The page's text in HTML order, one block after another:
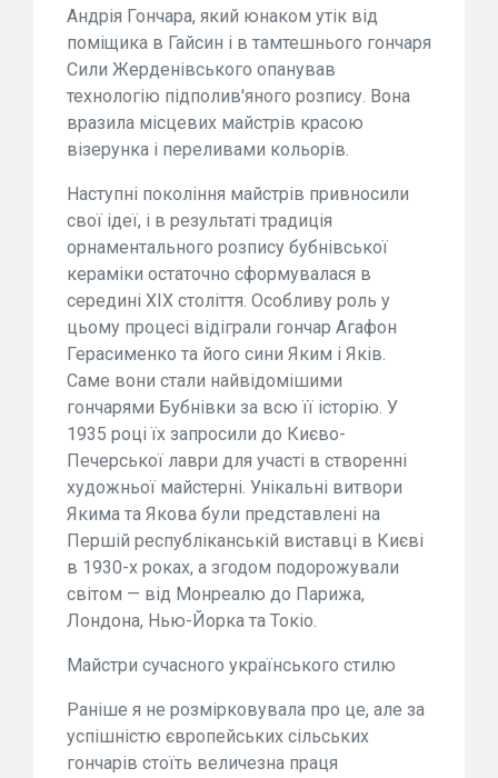
Андрія Гончара, який юнаком утік від
поміщика в Гайсин і в тамтешнього гончаря
Сили Жерденівського опанував
технологію підполив'яного розпису. Вона
вразила місцевих майстрів красою
візерунка і переливами кольорів.
Наступні покоління майстрів привносили
свої ідеї, і в результаті традиція
орнаментального розпису бубнівської
кераміки остаточно сформувалася в
середині ХІХ століття. Особливу роль у
цьому процесі відіграли гончар Агафон
Герасименко та його сини Яким і Яків.
Саме вони стали найвідомішими
гончарями Бубнівки за всю її історію. У
1935 році їх запросили до Києво-
Печерської лаври для участі в створенні
художньої майстерні. Унікальні витвори
Якима та Якова були представлені на
Першій республіканській виставці в Києві
в 1930-х роках, а згодом подорожували
світом — від Монреалю до Парижа,
Лондона, Нью-Йорка та Токіо.
Майстри сучасного українського стилю
Раніше я не розмірковувала про це, але за
успішністю європейських сільських
гончарів стоїть величезна праця